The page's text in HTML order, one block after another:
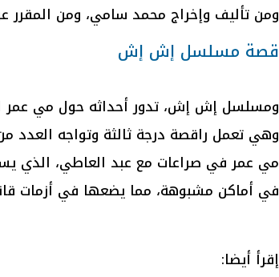
ومن تأليف وإخراج محمد سامي، ومن المقرر
قصة مسلسل إش إش
و​​مسلسل إش إش، تدور أحداثه حول مي
وهي تعمل راقصة درجة ثالثة وتواجه العدد
مي عمر في صراعات مع عبد العاطي، الذي
في أماكن مشبوهة، مما يضعها في أزمات
إقرأ أيضا: